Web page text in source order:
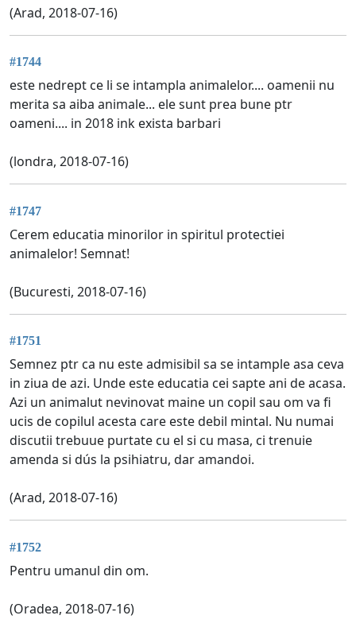
(Arad, 2018-07-16)
#1744
este nedrept ce li se intampla animalelor.... oamenii nu
merita sa aiba animale... ele sunt prea bune ptr
oameni.... in 2018 ink exista barbari
(londra, 2018-07-16)
#1747
Cerem educatia minorilor in spiritul protectiei
animalelor! Semnat!
(Bucuresti, 2018-07-16)
#1751
Semnez ptr ca nu este admisibil sa se intample asa ceva
in ziua de azi. Unde este educatia cei sapte ani de acasa.
Azi un animalut nevinovat maine un copil sau om va fi
ucis de copilul acesta care este debil mintal. Nu numai
discutii trebuue purtate cu el si cu masa, ci trenuie
amenda si dús la psihiatru, dar amandoi.
(Arad, 2018-07-16)
#1752
Pentru umanul din om.
(Oradea, 2018-07-16)